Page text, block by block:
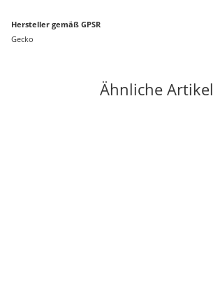
Hersteller gemäß GPSR
Gecko
Ähnliche Artikel